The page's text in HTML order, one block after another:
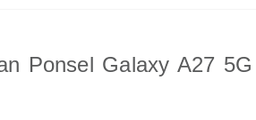
Ponsel Galaxy A27